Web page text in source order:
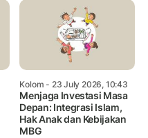
Kolom - 23 July 2026, 10:43
Menjaga Investasi Masa
Depan: Integrasi Islam,
Hak Anak dan Kebijakan
MBG